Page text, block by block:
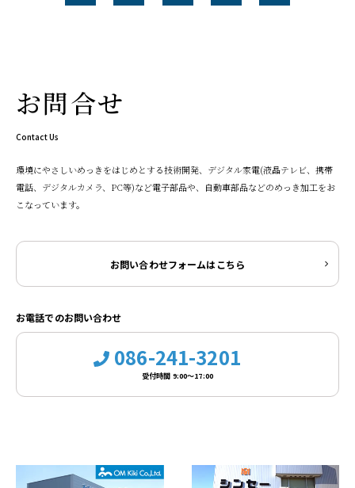
お問合せ
Contact Us
環境にやさしいめっきをはじめとする技術開発、デジタル家電(液晶テレビ、携帯
電話、デジタルカメラ、PC等)など電子部品や、自動車部品などのめっき加工をお
こなっています。
お問い合わせフォームはこちら
お電話でのお問い合わせ
086-241-3201
受付時間 9:00～17:00